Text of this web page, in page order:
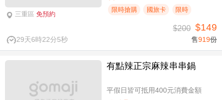
三重區 免預約
限時搶購 國旅卡 限時
29天6時22分4秒
$200 $149
售919份
有點辣正宗麻辣串串鍋
平假日皆可抵用400元消費金額